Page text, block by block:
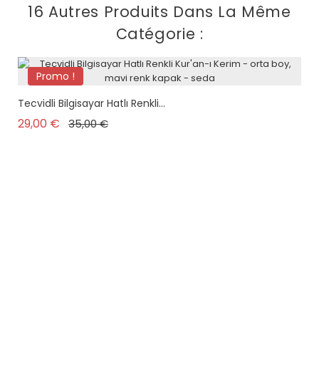
16 Autres Produits Dans La Même
Catégorie :
Promo !
Tecvidli Bilgisayar Hatlı Renkli...
29,00 € Prix de base
35,00 €Prix